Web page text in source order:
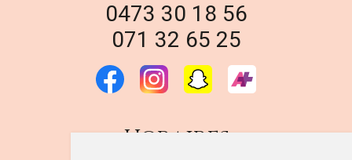
0473 30 18 56
071 32 65 25
Horaires